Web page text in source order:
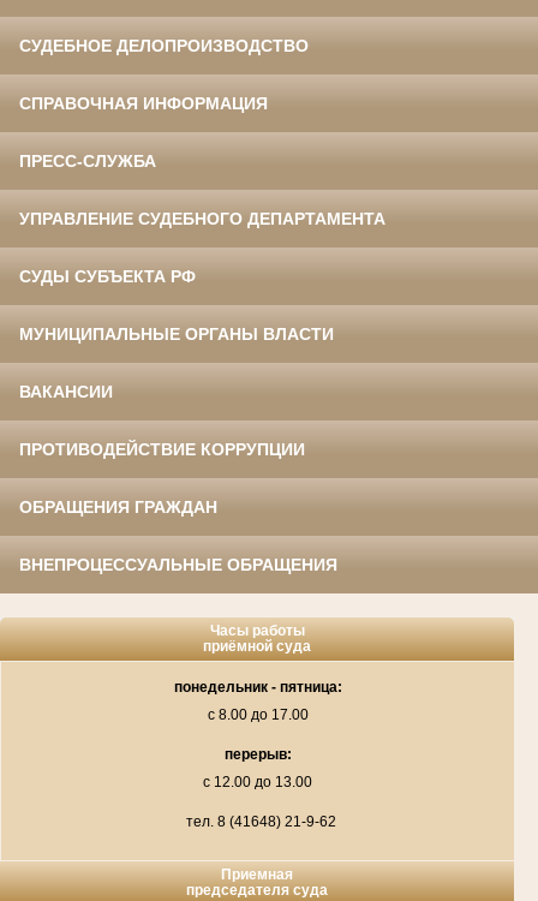
СУДЕБНОЕ ДЕЛОПРОИЗВОДСТВО
СПРАВОЧНАЯ ИНФОРМАЦИЯ
ПРЕСС-СЛУЖБА
УПРАВЛЕНИЕ СУДЕБНОГО ДЕПАРТАМЕНТА
СУДЫ СУБЪЕКТА РФ
МУНИЦИПАЛЬНЫЕ ОРГАНЫ ВЛАСТИ
ВАКАНСИИ
ПРОТИВОДЕЙСТВИЕ КОРРУПЦИИ
ОБРАЩЕНИЯ ГРАЖДАН
ВНЕПРОЦЕССУАЛЬНЫЕ ОБРАЩЕНИЯ
Часы работы
приёмной суда
понедельник - пятница:
с 8.00 до 17.00
перерыв:
с 12.00 до 13.00
тел. 8 (41648) 21-9-62
Приемная
председателя суда